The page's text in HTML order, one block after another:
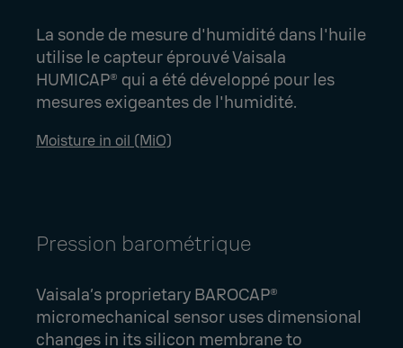
La sonde de mesure d'humidité dans l'huile
utilise le capteur éprouvé Vaisala
HUMICAP® qui a été développé pour les
mesures exigeantes de l'humidité.
Moisture in oil (MiO)
Pression barométrique
Vaisala’s proprietary BAROCAP®
micromechanical sensor uses dimensional
changes in its silicon membrane to